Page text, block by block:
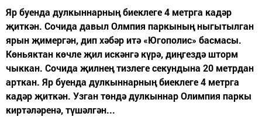
Яр буенда дулкыннарның биеклеге 4 метрга кадәр
җиткән. Сочида давыл Олмпия паркының ныгытылган
ярын җимергән, дип хәбәр итә «Югополис» басмасы.
Көньяктан көчле җил искәнгә күрә, диңгездә шторм
чыккан. Сочида җилнең тизлеге секундына 20 метрдан
арткан. Яр буенда дулкыннарның биеклеге 4 метрга
кадәр җиткән. Узган төндә дулкыннар Олимпия паркы
киртәләренә, түшәлгән...